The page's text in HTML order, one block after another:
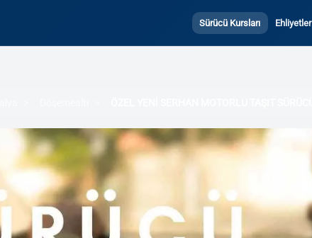
Sürücü Kursları Ehliyetler